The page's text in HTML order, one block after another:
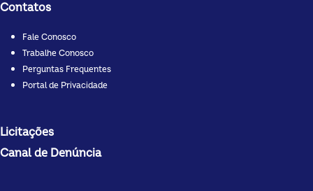
Contatos
Fale Conosco
Trabalhe Conosco
Perguntas Frequentes
Portal de Privacidade
Licitações
Canal de Denúncia